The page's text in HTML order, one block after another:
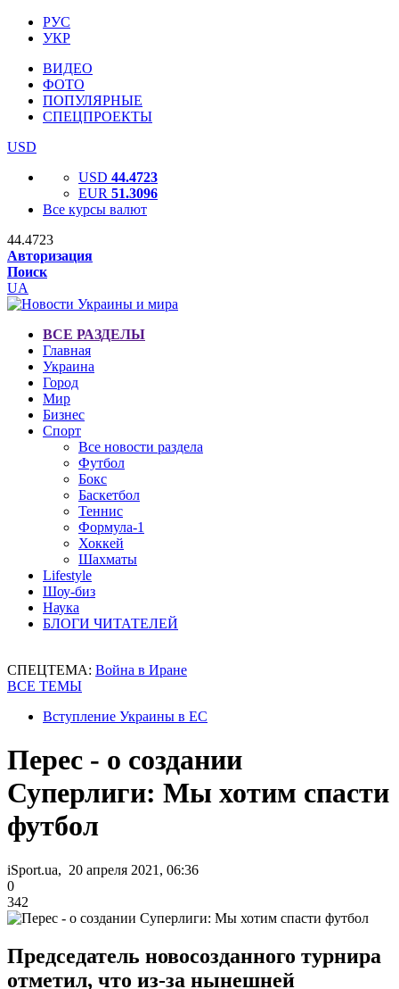
РУС
УКР
ВИДЕО
ФОТО
ПОПУЛЯРНЫЕ
СПЕЦПРОЕКТЫ
USD
USD 44.4723
EUR 51.3096
Все курсы валют
44.4723
Авторизация
Поиск
UA
ВСЕ РАЗДЕЛЫ
Главная
Украина
Город
Мир
Бизнес
Спорт
Все новости раздела
Футбол
Бокс
Баскетбол
Теннис
Формула-1
Хоккей
Шахматы
Lifestyle
Шоу-биз
Наука
БЛОГИ ЧИТАТЕЛЕЙ
СПЕЦТЕМА: Война в Иране
ВСЕ ТЕМЫ
Вступление Украины в ЕС
Перес - о создании
Суперлиги: Мы хотим спасти
футбол
iSport.ua, 20 апреля 2021, 06:36
0
342
Председатель новосозданного турнира
отметил, что из-за нынешней